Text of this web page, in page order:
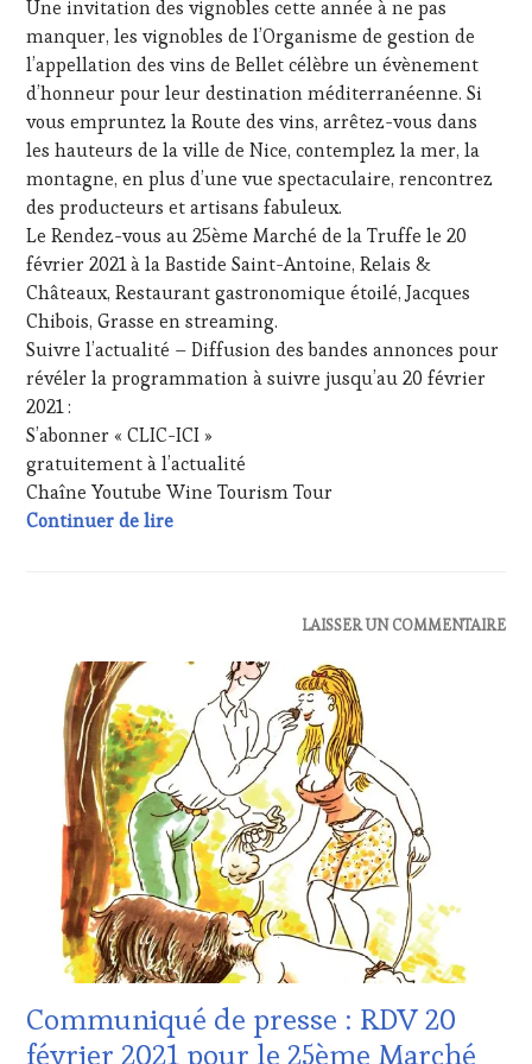
RADIO,
TV,
WEB,
OENOTOURISME,
PARTENAIRES
TOURISME,
PRODUCTEURS
TERROIR,
RESTAURATEUR,
CHEF,
CUISINIER,
ŒNOLOGUE,
SOMMELIER,
SALONS
INTERNATIONAUX
VIGNOBLES
TASTING
VOUCHER,
WINE
WINETASTINGVOUCHER.COM
Une invitation des vignobles cette année à ne pas
manquer, les vignobles de l’Organisme de gestion de
l’appellation des vins de Bellet célèbre un évènement
d’honneur pour leur destination méditerranéenne. Si
vous empruntez la Route des vins, arrêtez-vous dans
les hauteurs de la ville de Nice, contemplez la mer, la
montagne, en plus d’une vue spectaculaire, rencontrez
des producteurs et artisans fabuleux.
Le Rendez-vous au 25ème Marché de la Truffe le 20
février 2021 à la Bastide Saint-Antoine, Relais &
Châteaux, Restaurant gastronomique étoilé, Jacques
Chibois, Grasse en streaming.
Suivre l’actualité – Diffusion des bandes annonces pour
révéler la programmation à suivre jusqu’au 20 février
2021 :
S’abonner « CLIC-ICI »
gratuitement à l’actualité
Chaîne Youtube Wine Tourism Tour
Continuer de lire20 février 2021 – INVITÉ Monsieur
WINE
TASTING
VOUCHER,
DOMAINE
VITICOLE,
ADHÉRENT,
TOURISME ,
EDITION
CLÉS
ET
DE
LA
LAISSER UN COMMENTAIRE
Communiqué de presse : RDV 20
février 2021 pour le 25ème Marché